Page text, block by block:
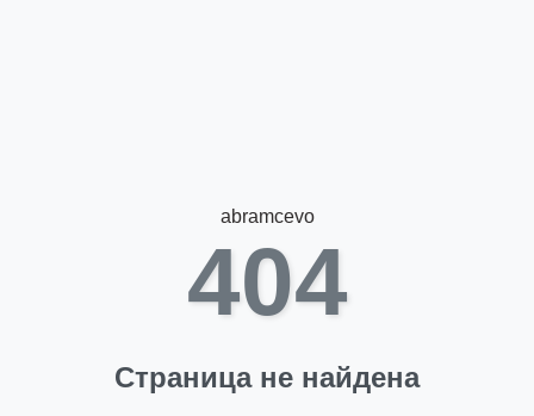
abramcevo
404
Страница не найдена